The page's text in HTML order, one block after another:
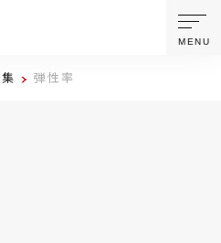
MENU
弾性率